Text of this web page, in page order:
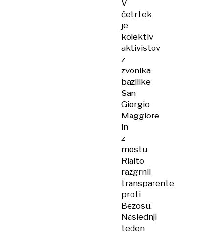
V
četrtek
je
kolektiv
aktivistov
z
zvonika
bazilike
San
Giorgio
Maggiore
in
z
mostu
Rialto
razgrnil
transparente
proti
Bezosu.
Naslednji
teden